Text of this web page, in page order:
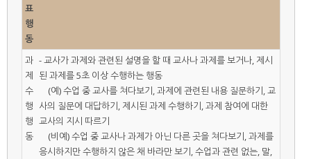
표
행
동
과
제
수
행
행
동
- 교사가 과제와 관련된 설명을 할 때 교사나 과제를 보거나, 제시
된 과제를 5초 이상 수행하는 행동
(예) 수업 중 교사를 쳐다보기, 과제에 관련된 내용 질문하기, 교
사의 질문에 대답하기, 제시된 과제 수행하기, 과제 참여에 대한
교사의 지시 따르기
(비예) 수업 중 교사나 과제가 아닌 다른 곳을 쳐다보기, 과제를
응시하지만 수행하지 않은 채 바라만 보기, 수업과 관련 없는, 말,